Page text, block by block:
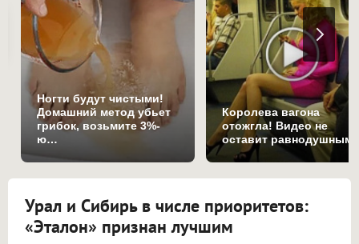
Ногти будут чистыми!
Домашний метод убьет
грибок, возьмите 3%-
ю…
Королева вагона
отожгла! Видео не
оставит равнодушным
Урал и Сибирь в числе приоритетов:
«Эталон» признан лучшим